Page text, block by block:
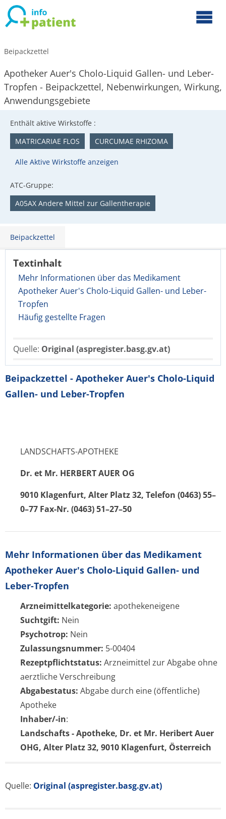
Beipackzettel
Apotheker Auer's Cholo-Liquid Gallen- und Leber-
Tropfen - Beipackzettel, Nebenwirkungen, Wirkung,
Anwendungsgebiete
Enthält aktive Wirkstoffe :
MATRICARIAE FLOS
CURCUMAE RHIZOMA
Alle Aktive Wirkstoffe anzeigen
ATC-Gruppe:
A05AX Andere Mittel zur Gallentherapie
Beipackzettel
Textinhalt
Mehr Informationen über das Medikament
Apotheker Auer's Cholo-Liquid Gallen- und Leber-
Tropfen
Häufig gestellte Fragen
Quelle: Original (aspregister.basg.gv.at)
Beipackzettel - Apotheker Auer's Cholo-Liquid
Gallen- und Leber-Tropfen
LANDSCHAFTS-APOTHEKE
Dr. et Mr. HERBERT AUER OG
9010 Klagenfurt, Alter Platz 32, Telefon (0463) 55–
0–77 Fax-Nr. (0463) 51–27–50
Mehr Informationen über das Medikament
Apotheker Auer's Cholo-Liquid Gallen- und
Leber-Tropfen
Arzneimittelkategorie: apothekeneigene
Suchtgift: Nein
Psychotrop: Nein
Zulassungsnummer: 5-00404
Rezeptpflichtstatus: Arzneimittel zur Abgabe ohne
aerztliche Verschreibung
Abgabestatus: Abgabe durch eine (öffentliche)
Apotheke
Inhaber/-in:
Landschafts - Apotheke, Dr. et Mr. Heribert Auer
OHG, Alter Platz 32, 9010 Klagenfurt, Österreich
Quelle: Original (aspregister.basg.gv.at)